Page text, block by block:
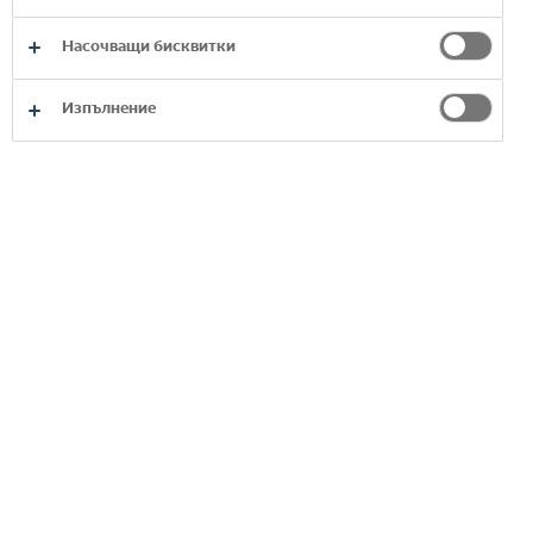
Work with organisations and initiatives such
the UN Global Compact Water
Share and promote water stewardship
practices
Насочващи бисквитки
Изпълнение